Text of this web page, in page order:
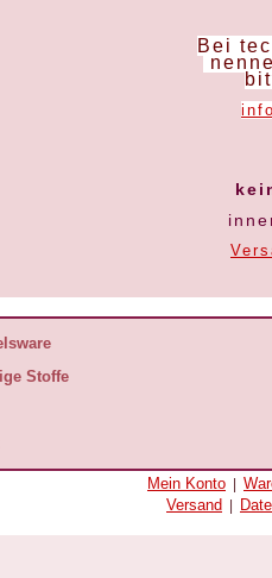
Bei
Stoffe
Mein Konto
Versand